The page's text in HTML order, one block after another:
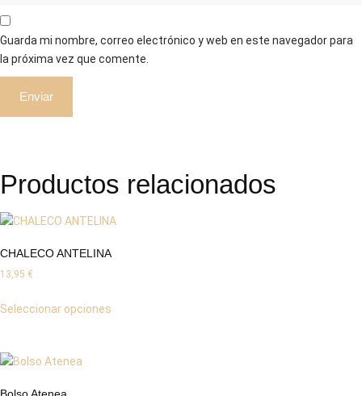
Guarda mi nombre, correo electrónico y web en este navegador para
la próxima vez que comente.
Productos relacionados
CHALECO ANTELINA
13,95 €
Seleccionar opciones